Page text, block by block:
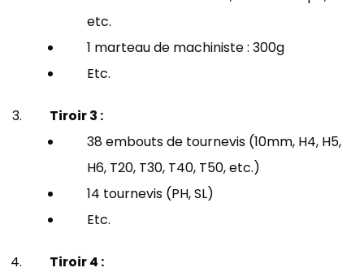
etc.
1 marteau de machiniste : 300g
Etc.
Tiroir 3 :
38 embouts de tournevis (10mm, H4, H5,
H6, T20, T30, T40, T50, etc.)
14 tournevis (PH, SL)
Etc.
Tiroir 4 :